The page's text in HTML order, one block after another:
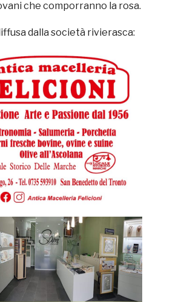
che comporranno la rosa.
dalla società rivierasca: